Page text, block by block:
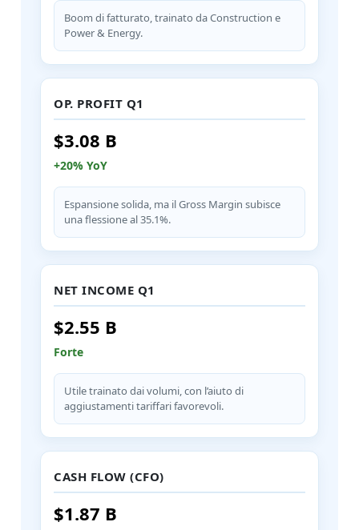
Boom di fatturato, trainato da Construction e
Power & Energy.
OP. PROFIT Q1
$3.08 B
+20% YoY
Espansione solida, ma il Gross Margin subisce
una flessione al 35.1%.
NET INCOME Q1
$2.55 B
Forte
Utile trainato dai volumi, con l’aiuto di
aggiustamenti tariffari favorevoli.
CASH FLOW (CFO)
$1.87 B